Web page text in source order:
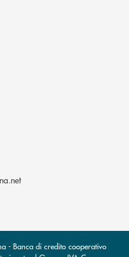
apre l’app di posta
(si apre l’app di posta
- Banca di credito cooperativo